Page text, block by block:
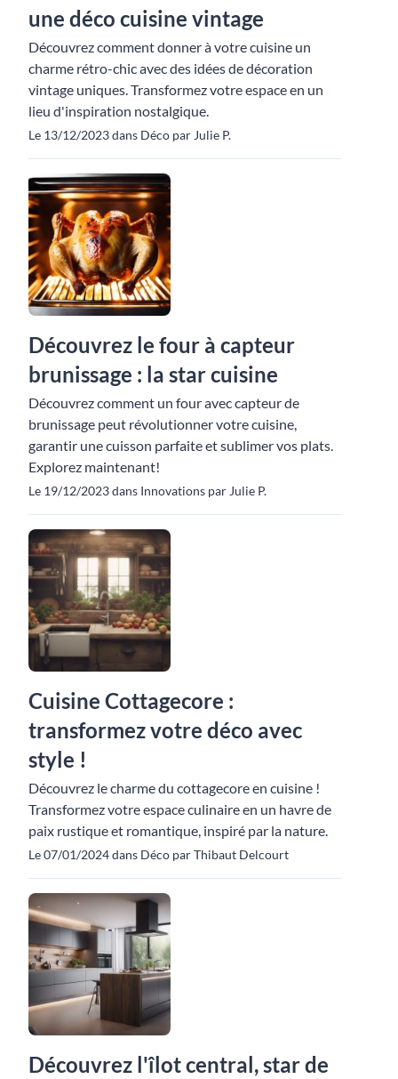
une déco cuisine vintage
Découvrez comment donner à votre cuisine un
charme rétro-chic avec des idées de décoration
vintage uniques. Transformez votre espace en un
lieu d'inspiration nostalgique.
Le 13/12/2023 dans Déco par Julie P.
Découvrez le four à capteur
brunissage : la star cuisine
Découvrez comment un four avec capteur de
brunissage peut révolutionner votre cuisine,
garantir une cuisson parfaite et sublimer vos plats.
Explorez maintenant!
Le 19/12/2023 dans Innovations par Julie P.
Cuisine Cottagecore :
transformez votre déco avec
style !
Découvrez le charme du cottagecore en cuisine !
Transformez votre espace culinaire en un havre de
paix rustique et romantique, inspiré par la nature.
Le 07/01/2024 dans Déco par Thibaut Delcourt
Découvrez l'îlot central, star de